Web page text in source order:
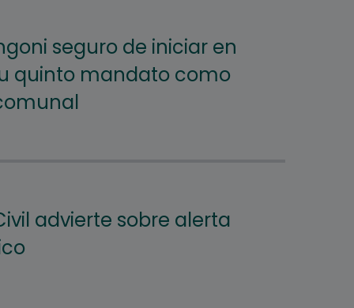
seguro de iniciar en
quinto mandato como
advierte sobre alerta